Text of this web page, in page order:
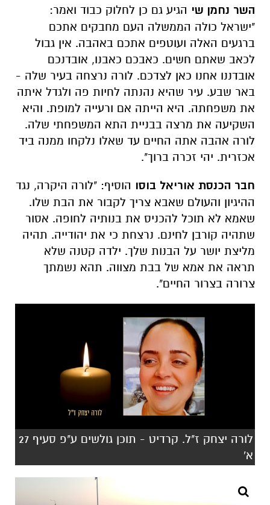
השר נחמן שי הגיע גם כן לחלוק כבוד ואמר:
"ישראל כולה הממשלה העם מחבקים אתכם
ברגעים האלה ועוטפים אתכם באהבה. אין גבול
לכאב שאתם חשים. כאבכם כאבנו, אובדנכם
אובדננו אחנו כאן לצדכם. לורה נרצחה בעיר שלה -
באר שבע. עיר שהיא נהנתה לחיות פה ולגדל איתה
את משפחתה. היא הייתה אם ורעייה למופת. והיא
השקיעה את מרצה בבניית התא המשפחתי שלה.
לורה אהבה אתה החיים עד שאלו נלקחו ממנה ביד
אכזרית. יהי זכרה ברוך".
חבר הכנסת אוריאל בוסו הוסיף: "לורה היקרה, נגד
ההיגיון והעולם שאבא צריך לקבור את הבת שלו.
שאמא לא תוכל להכניס את בנותיה לחופה. אסור
שתהיה קורבן לחינם. נרצחת כי את יהודייה. תהיה
מליצת יושר על הבנות שלך. ילדה קטנה שלא
תראה את אמא של בבת מצווה. תהא נשמתך
צרורה בצרור החיים".
לורה יצחק ז"ל. קרדיט - תוכן גולשים ע"פ סעיף 27
א'